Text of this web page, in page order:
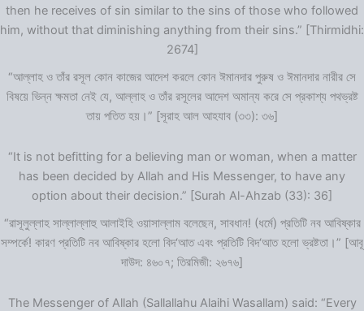
then he receives of sin similar to the sins of those who followed
him, without that diminishing anything from their sins.” [Thirmidhi:
2674]
“আল্লাহ ও তাঁর রসূল কোন কাজের আদেশ করলে কোন ঈমানদার পুরুষ ও ঈমানদার নারীর সে
বিষয়ে ভিন্ন ক্ষমতা নেই যে, আল্লাহ ও তাঁর রসূলের আদেশ অমান্য করে সে প্রকাশ্য পথভ্রষ্ট
তায় পতিত হয়।” [সূরাহ আল আহযাব (৩৩): ৩৬]
“It is not befitting for a believing man or woman, when a matter
has been decided by Allah and His Messenger, to have any
option about their decision.” [Surah Al-Ahzab (33): 36]
“রাসূলুল্লাহ সাল্লাল্লাহু আলাইহি ওয়াসাল্লাম বলেছেন, সাবধান! (ধর্মে) প্রতিটি নব আবিষ্কার
সম্পর্কে! কারণ প্রতিটি নব আবিষ্কার হলো বিদ‘আত এবং প্রতিটি বিদ‘আত হলো ভ্রষ্টতা।” [আবূ
দাউদ: ৪৬০৭; তিরমিজী: ২৬৭৬]
The Messenger of Allah (Sallallahu Alaihi Wasallam) said: “Every